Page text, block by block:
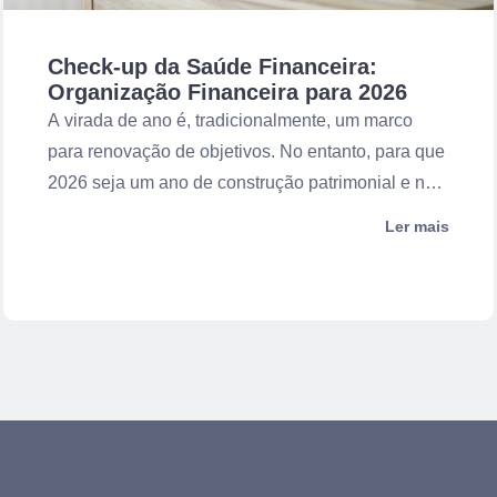
principais: Prazo: quando o dinheiro será usado?
Liquidez: com que rapidez o recurso precisa estar
disponível? Risco: qual volatilidade o investidor
consegue suportar? A Teoria dos Baldes ajuda a
o investidor vender ativos de longo prazo em
com a volatilidade dos investimentos de maior
Check-up da Saúde Financeira:
Organização Financeira para 2026
A virada de ano é, tradicionalmente, um marco
para renovação de objetivos. No entanto, para que
2026 seja um ano de construção patrimonial e não
Ler mais